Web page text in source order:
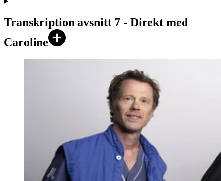
Transkription avsnitt 7 - Direkt med
Caroline